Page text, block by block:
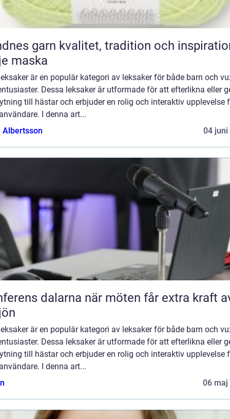
kvalitet, tradition och inspiration i
maska
är en populär kategori av leksaker för både barn och
Dessa leksaker är utformade för att efterlikna eller
till hästar och erbjuder en rolig och interaktiv upplevelse
I denna art...
Albertsson
04 juni
dalarna när möten får extra kraft av
är en populär kategori av leksaker för både barn och
Dessa leksaker är utformade för att efterlikna eller
till hästar och erbjuder en rolig och interaktiv upplevelse
I denna art...
06 maj